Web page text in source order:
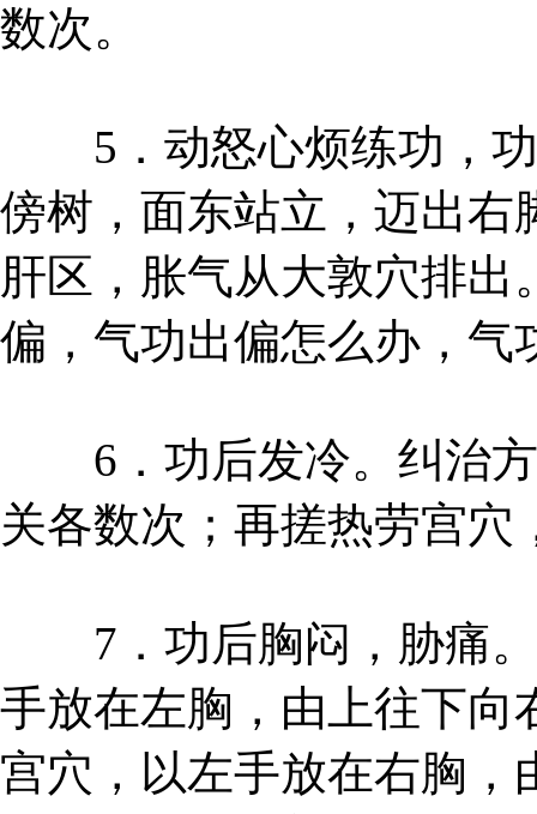
数次。
5．动怒心烦练功，功
傍树，面东站立，迈出右
肝区，胀气从大敦穴排
偏，气功出偏怎么办，气
6．功后发冷。纠治方
关各数次；再搓热劳宫穴
7．功后胸闷，胁痛。
手放在左胸，由上往下向
宫穴，以左手放在右胸